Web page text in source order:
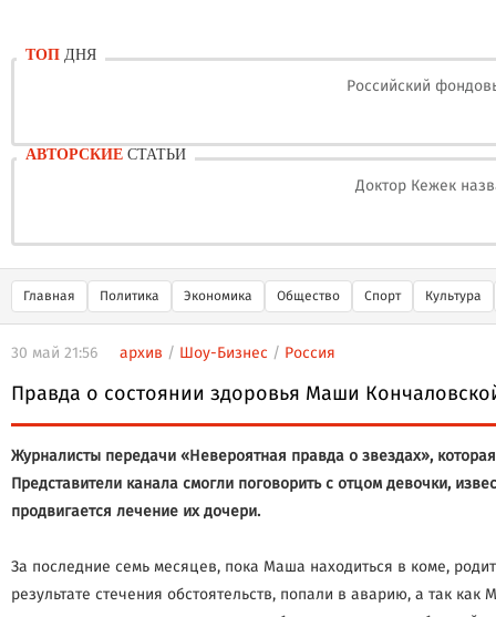
ТОП ДНЯ
Российский
АВТОРСКИЕ СТАТЬИ
Доктор Кежек
Главная Политика Экономика Общество Спорт Культура
30 май 21:56 архив / Шоу-Бизнес / Россия
Правда о состоянии здоровья Маши
Журналисты передачи «Невероятная правда о звездах»,
Представители канала смогли поговорить с отцом девочки,
продвигается лечение их дочери.
За последние семь месяцев, пока Маша находиться в коме,
результате стечения обстоятельств, попали в аварию, а так